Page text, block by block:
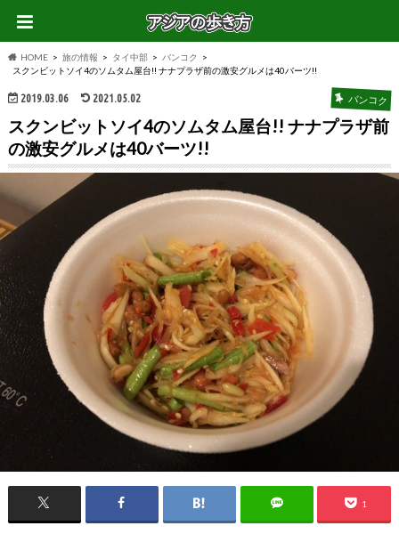
HOME 旅の情報 タイ中部
バンコク
スクンビットソイ4のソムタム屋台!! ナナプラザ前の激安グルメは40バーツ!!
2019.03.06 2021.05.02 バンコク
スクンビットソイ4のソムタム屋台!! ナナプラザ前
の激安グルメは40バーツ!!
1